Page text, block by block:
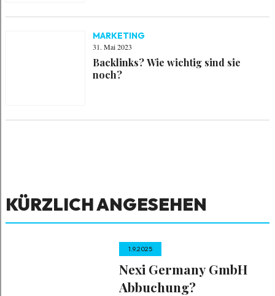
MARKETING
31. Mai 2023
Backlinks? Wie wichtig sind sie
noch?
KÜRZLICH ANGESEHEN
1.9.2025
Nexi Germany GmbH
Abbuchung?